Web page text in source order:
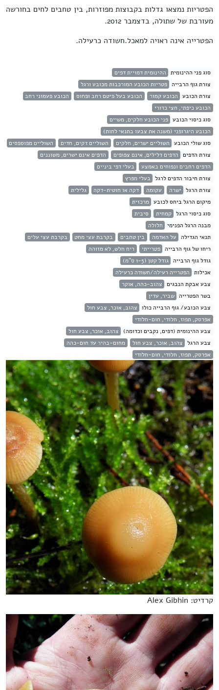
הפטריות נמצאו גדלות בקבוצות מפוזרות, בין טחבים לחים בחורשה
מעורבת של שתולה, בדצמבר 2012.
הפטרייה אינה ראויה למאכל.חשודה כרעילה.
סוג פני ההינומית ההינומית דמויית דפים
צורת גוף הרבייה פטריות הכובע המורכבות מכובע ורגל
צורת הכובע הכובע קמור הכובע בעל פיטם רחב ופחוס
הכובע פעמוני רחב
הכובע כיפתי, חצי כדורי
סוג כיסוי הכובע פני הכובע חלקים, משיים
הכובע היגרופני (משנה את צבעו בתנאי לחות)
סוג שולי הכובע השוליים ישרים, חלקים השוליים דקים, חדים
השוליים מפוספסים
צורת הדפים הדפים דלילים, אינם צפופים
הדפים אינם ישרים, משוננים
הדפים רחבים ונפוחים באמצע
בעלי דפי ביניים
צורת חיבור הדפים לרגל בעלי מפרץ
צורת הרגל ישרה עקומה דקה או חוטית-דקה
גלילית
מיקום הרגל ביחס לכובע מרכזית
סוג כיסוי הרגל קמחית
סיבית
מבנה הרגל הפנימי חלולה
תנאי הגדילה על האדמה בין טחבים בקרבת עצי מחט
בקרבת עצי עלים
ריחו של גוף הרבייה פטרייתי
ריח חלש, לא מזוהה
גודל גוף הרבייה גודל קטן (1-5 ס"מ)
אכילות הפטרייה רעילה/חשודה כרעילה
צבע אבקת הנבגים צהוב-כהה, אוקר
בשר הפטרייה שביר, עדין
צבע הכובע/ גוף הרבייה כולו צהוב, אוכר, צבע חול
אפרסק, תפוז, חלודי, חום-חלודי
צבע ההינומית (דפים, נקבים וכדומה) צהוב, אוכר, צבע חול
צבע הרגל צהוב, אוכר, צבע חול
מחום-בהיר עד חום-כהה
אפרסק, תפוז, חלודי, חום-חלודי
קרדיט: Alex Gibhin